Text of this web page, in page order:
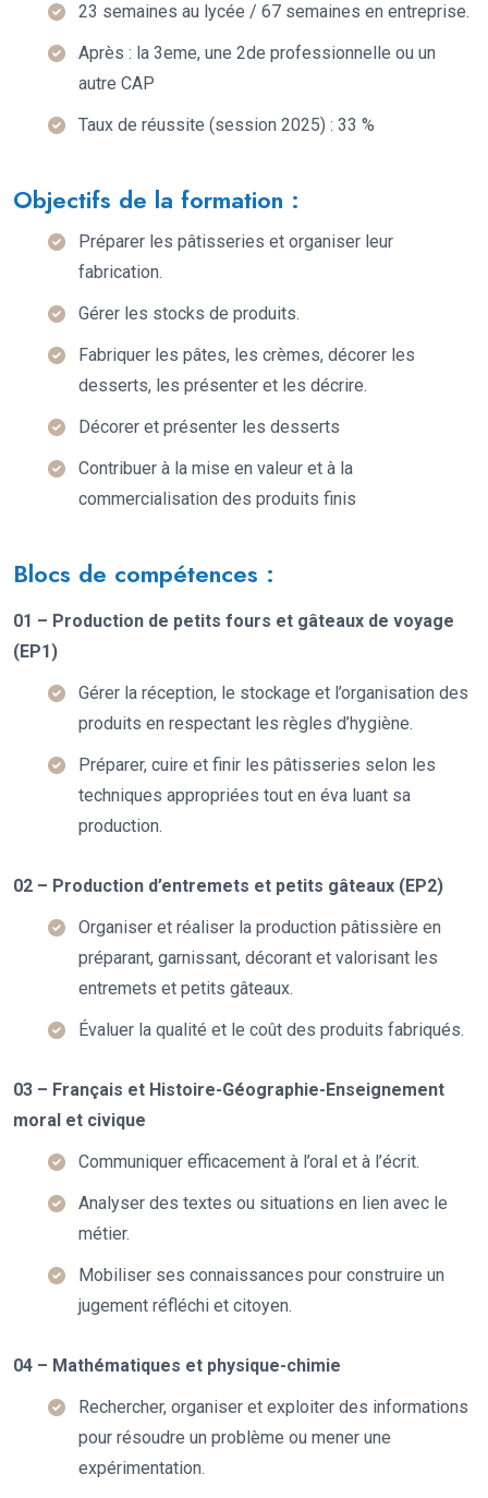
23 semaines au lycée / 67 semaines en entreprise.
Après : la 3eme, une 2de professionnelle ou un
autre CAP
Taux de réussite (session 2025) : 33 %
Objectifs de la formation :
Préparer les pâtisseries et organiser leur
fabrication.
Gérer les stocks de produits.
Fabriquer les pâtes, les crèmes, décorer les
desserts, les présenter et les décrire.
Décorer et présenter les desserts
Contribuer à la mise en valeur et à la
commercialisation des produits finis
Blocs de compétences :
01 – Production de petits fours et gâteaux de voyage
(EP1)
Gérer la réception, le stockage et l’organisation des
produits en respectant les règles d’hygiène.
Préparer, cuire et finir les pâtisseries selon les
techniques appropriées tout en éva luant sa
production.
02 – Production d’entremets et petits gâteaux (EP2)
Organiser et réaliser la production pâtissière en
préparant, garnissant, décorant et valorisant les
entremets et petits gâteaux.
Évaluer la qualité et le coût des produits fabriqués.
03 – Français et Histoire-Géographie-Enseignement
moral et civique
Communiquer efficacement à l’oral et à l’écrit.
Analyser des textes ou situations en lien avec le
métier.
Mobiliser ses connaissances pour construire un
jugement réfléchi et citoyen.
04 – Mathématiques et physique-chimie
Rechercher, organiser et exploiter des informations
pour résoudre un problème ou mener une
expérimentation.